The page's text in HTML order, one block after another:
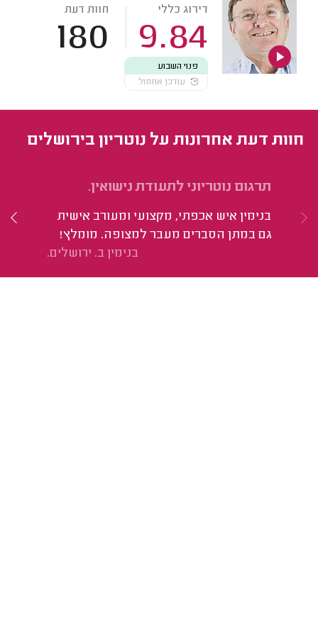
דירוג כללי
9.84
חוות דעת
180
פנוי השבוע
עודכן אתמול
חוות דעת אחרונות על נוטריון בירושלים
תרגום נוטריוני לתעודת נישואין.
בנימין איש אכפתי, מקצועי ומעורב אישית
גם במתן הסברים מעבר למצופה. מומלץ!
בנימין ב. ירושלים.